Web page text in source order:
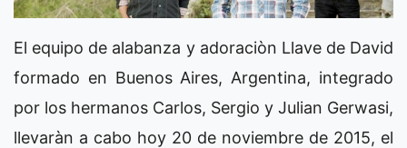
El equipo de alabanza y adoraciòn Llave de David
formado en Buenos Aires, Argentina, integrado
por los hermanos Carlos, Sergio y Julian Gerwasi,
llevaràn a cabo hoy 20 de noviembre de 2015, el